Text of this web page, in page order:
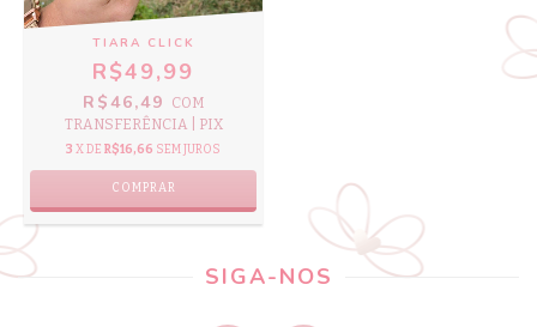
TIARA CLICK
R$49,99
R$46,49
COM
TRANSFERÊNCIA | PIX
3 X DE R$16,66 SEM JUROS
COMPRAR
SIGA-NOS